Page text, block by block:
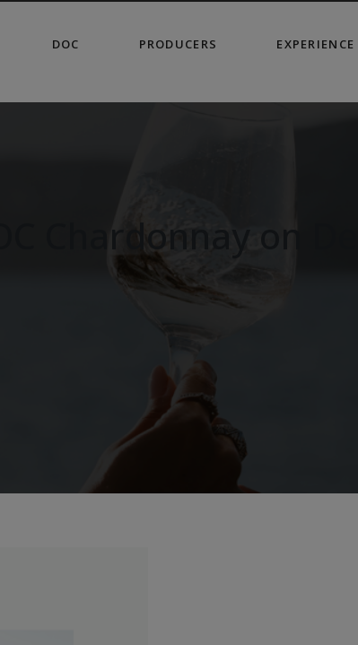
DOC PRODUCERS EXPERIENCE
modal-check